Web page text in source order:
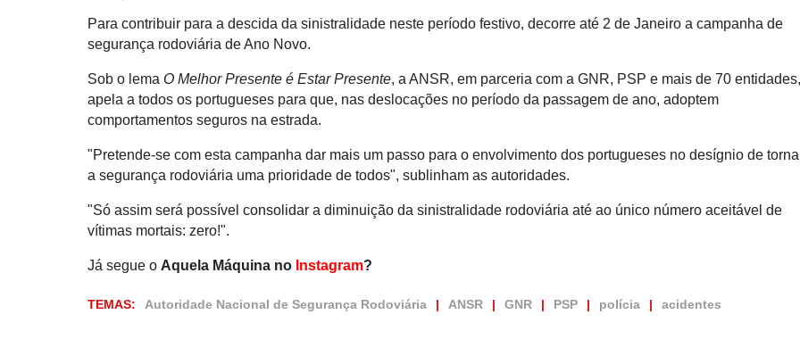
Para contribuir para a descida da sinistralidade neste período festivo, decorre até 2 de Janeiro a campanha de
segurança rodoviária de Ano Novo.
Sob o lema O Melhor Presente é Estar Presente, a ANSR, em parceria com a GNR, PSP e mais de 70
apela a todos os portugueses para que, nas deslocações no período da passagem de ano, adoptem
comportamentos seguros na estrada.
"Pretende-se com esta campanha dar mais um passo para o envolvimento dos portugueses no desígnio de
a segurança rodoviária uma prioridade de todos", sublinham as autoridades.
"Só assim será possível consolidar a diminuição da sinistralidade rodoviária até ao único número aceitável de
vítimas mortais: zero!".
Já segue o Aquela Máquina no Instagram?
TEMAS: Autoridade Nacional de Segurança Rodoviária ANSR GNR PSP polícia acidentes